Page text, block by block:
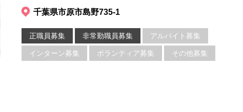
千葉県市原市島野735-1
正職員募集 非常勤職員募集 アルバイト募集
インターン募集 ボランティア募集 その他募集